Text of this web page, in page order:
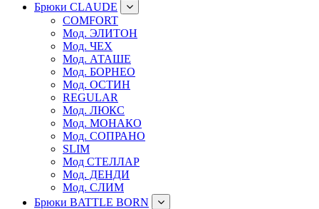
Брюки CLAUDE
COMFORT
Мод. ЭЛИТОН
Мод. ЧЕХ
Мод. АТАШЕ
Мод. БОРНЕО
Мод. ОСТИН
REGULAR
Мод. ЛЮКС
Мод. МОНАКО
Мод. СОПРАНО
SLIM
Мод СТЕЛЛАР
Мод. ДЕНДИ
Мод. СЛИМ
Брюки BATTLE BORN